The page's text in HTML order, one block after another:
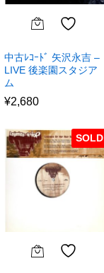
中古ﾚｺｰﾄﾞ 矢沢永吉 –
LIVE 後楽園スタジア
ム
¥2,680
SOLD